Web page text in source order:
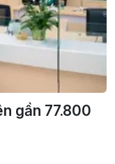
gần 77.800